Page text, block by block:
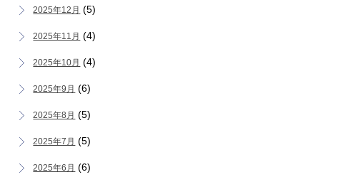
2025年12月 (5)
2025年11月 (4)
2025年10月 (4)
2025年9月 (6)
2025年8月 (5)
2025年7月 (5)
2025年6月 (6)